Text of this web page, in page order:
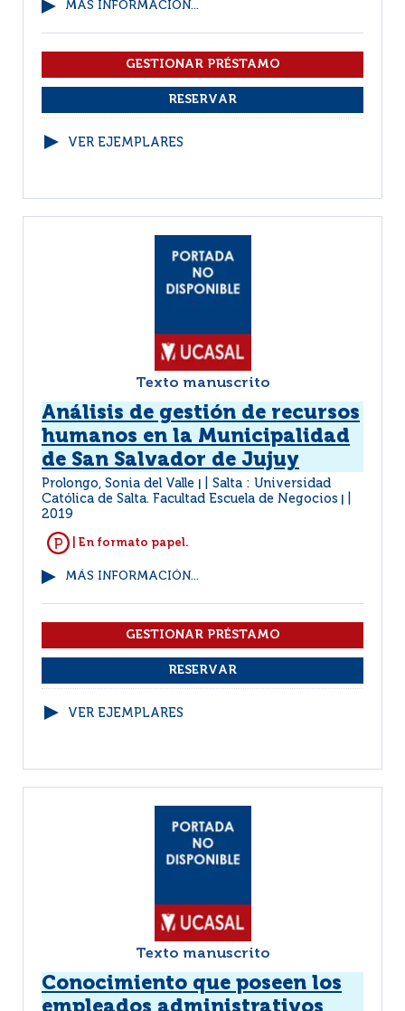
MÁS INFORMACIÓN...
VER EJEMPLARES
Texto manuscrito
Análisis de gestión de recursos
humanos en la Municipalidad
de San Salvador de Jujuy
Prolongo, Sonia del Valle
Salta : Universidad
Católica de Salta. Facultad Escuela de Negocios
2019
| En formato papel.
MÁS INFORMACIÓN...
VER EJEMPLARES
Texto manuscrito
Conocimiento que poseen los